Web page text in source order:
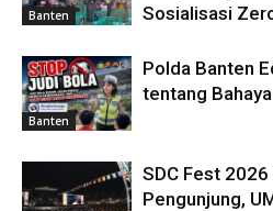
Banten
Sosialisasi
Banten
Polda Banten
tentang
SDC Fest
Pengunjung,